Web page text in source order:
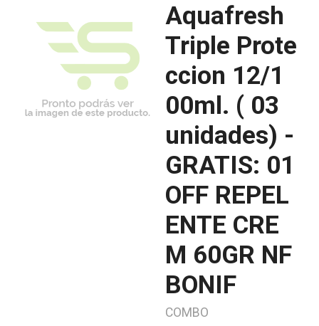
Aquafresh
Triple Prote
ccion 12/1
00ml. ( 03
unidades) -
GRATIS: 01
OFF REPEL
ENTE CRE
M 60GR NF
BONIF
COMBO